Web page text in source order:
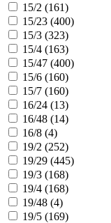
15/2 (161)
15/23 (400)
15/3 (323)
15/4 (163)
15/47 (400)
15/6 (160)
15/7 (160)
16/24 (13)
16/48 (14)
16/8 (4)
19/2 (252)
19/29 (445)
19/3 (168)
19/4 (168)
19/48 (4)
19/5 (169)